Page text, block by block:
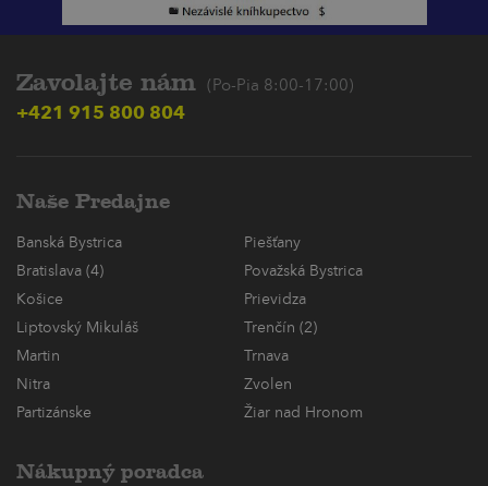
Zavolajte nám (Po-Pia 8:00-17:00)
+421 915 800 804
Naše Predajne
Banská Bystrica
Piešťany
Bratislava (4)
Považská Bystrica
Košice
Prievidza
Liptovský Mikuláš
Trenčín (2)
Martin
Trnava
Nitra
Zvolen
Partizánske
Žiar nad Hronom
Nákupný poradca